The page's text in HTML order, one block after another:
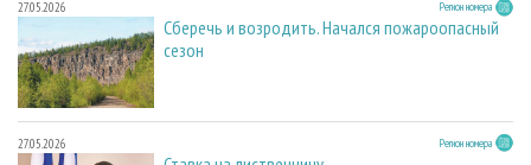
27.05.2026 Регион номера
Сберечь и возродить. Начался пожароопасный
сезон
27.05.2026 Регион номера